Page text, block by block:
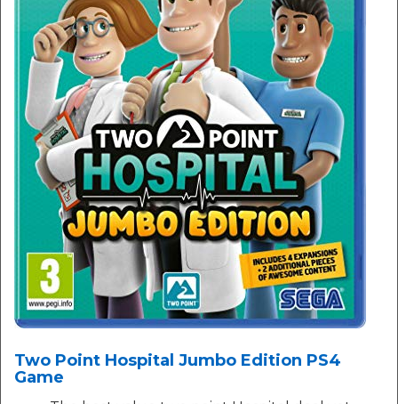
Two Point Hospital Jumbo Edition PS4
Game